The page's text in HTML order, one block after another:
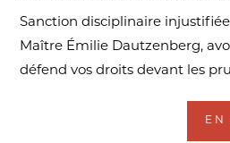
Sanction disciplinaire
Maître Émilie Dautzenberg,
défend vos droits devant les
EN